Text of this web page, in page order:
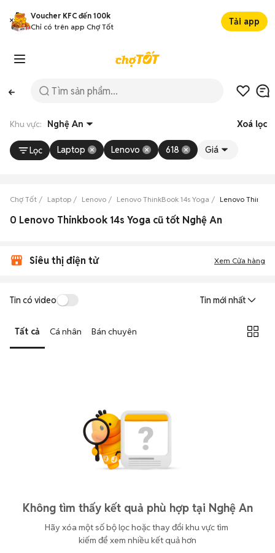
Voucher KFC đến 100k
Chỉ có trên app Chợ Tốt
Tải app
Khu vực: Nghệ An Xoá lọc
Lọc Laptop Lenovo 618 Giá
Chợ Tốt Laptop Lenovo Lenovo ThinkBook 14s Yoga Lenovo
0 Lenovo Thinkbook 14s Yoga cũ tốt Nghệ An
Siêu thị điện tử Xem Cửa hàng
Tin có video Tin mới nhất
Tất cả Cá nhân Bán chuyên
Không tìm thấy kết quả phù hợp tại Nghệ An
Hãy xóa một số bộ lọc hoặc thay đổi khu vực tìm
kiếm để xem nhiều kết quả hơn